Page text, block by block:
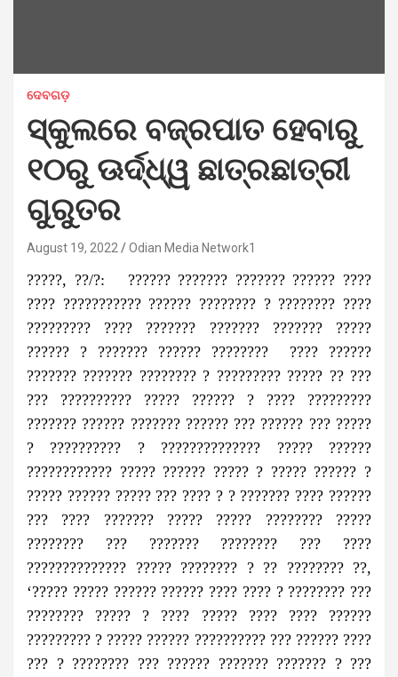
ଦେବଗଡ଼
ସ୍କୁଲରେ ବଜ୍ରପାତ ହେବାରୁ
୧୦ରୁ ଊର୍ଦ୍ଧ୍ୱ ଛାତ୍ରଛାତ୍ରୀ
ଗୁରୁତର
August 19, 2022 Odian Media Network1
?????, ??/?: ?????? ??????? ??????? ?????? ????
???? ??????????? ?????? ???????? ? ???????? ????
????????? ???? ??????? ??????? ??????? ?????
?????? ? ??????? ?????? ???????? ???? ??????
??????? ??????? ???????? ? ????????? ????? ?? ???
??? ?????????? ????? ?????? ? ???? ?????????
??????? ?????? ??????? ?????? ??? ?????? ??? ?????
? ?????????? ? ?????????????? ????? ??????
???????????? ????? ?????? ????? ? ????? ?????? ?
????? ?????? ????? ??? ???? ? ? ??????? ???? ??????
??? ???? ??????? ????? ????? ???????? ?????
???????? ??? ??????? ???????? ??? ????
?????????????? ????? ???????? ? ?? ???????? ??,
‘????? ????? ?????? ?????? ???? ???? ? ???????? ???
???????? ????? ? ???? ????? ???? ???? ??????
????????? ? ????? ?????? ?????????? ??? ?????? ????
??? ? ???????? ??? ?????? ??????? ??????? ? ???